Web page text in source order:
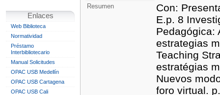
Enlaces
Web Biblioteca
Normatividad
Préstamo
Interbibliotecario
Manual Solicitudes
OPAC USB Medellín
OPAC USB Cartagena
OPAC USB Cali
Resumen
Con:
E.p. 8
Pedagógica:
estrategias
Teaching
estratégias
Nuevos
foro virtual.